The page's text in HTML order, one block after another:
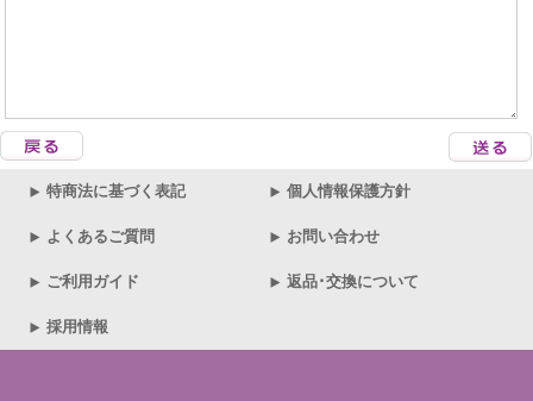
特商法に基づく表記 個人情報保護方針
よくあるご質問 お問い合わせ
ご利用ガイド 返品･交換について
採用情報